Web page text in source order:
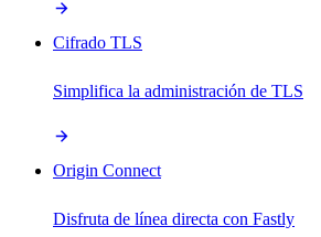
Cifrado TLS
Simplifica la administración de TLS
Origin Connect
Disfruta de línea directa con Fastly